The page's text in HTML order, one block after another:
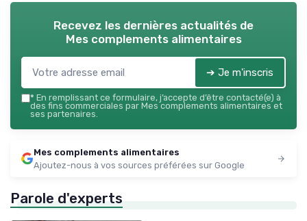
Recevez les dernières actualités de
Mes complements alimentaires
➔ Je m'inscris
* En remplissant ce formulaire, j’accepte d’être contacté(e) à
des fins commerciales par Mes complements alimentaires et
ses partenaires.
Mes complements alimentaires
Ajoutez-nous à vos sources préférées sur Google
Parole d'experts